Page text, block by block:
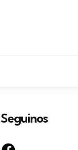
Seguinos
Facebook